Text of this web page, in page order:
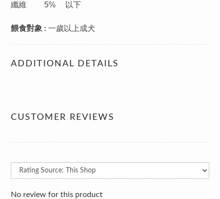
纖維
5% 以下
餵食對象 : 一歲以上成犬
ADDITIONAL DETAILS
CUSTOMER REVIEWS
No review for this product